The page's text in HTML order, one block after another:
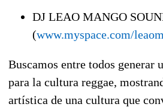
DJ LEAO MANGO
(www.myspace.com/
Buscamos entre todos generar
para la cultura reggae,
artística de una cultura que